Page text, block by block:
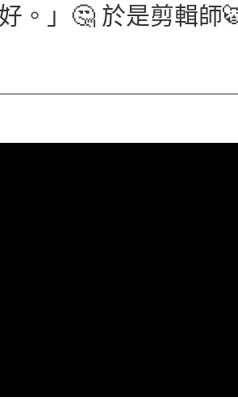
。」🤔 於是剪輯師